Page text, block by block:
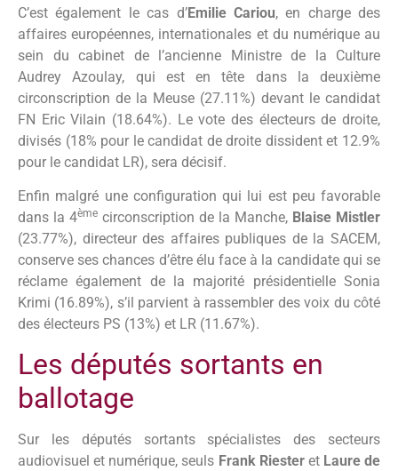
C’est également le cas d’Emilie Cariou, en charge des
affaires européennes, internationales et du numérique au
sein du cabinet de l’ancienne Ministre de la Culture
Audrey Azoulay, qui est en tête dans la deuxième
circonscription de la Meuse (27.11%) devant le candidat
FN Eric Vilain (18.64%). Le vote des électeurs de droite,
divisés (18% pour le candidat de droite dissident et 12.9%
pour le candidat LR), sera décisif.
Enfin malgré une configuration qui lui est peu favorable
dans la 4ème circonscription de la Manche, Blaise Mistler
(23.77%), directeur des affaires publiques de la SACEM,
conserve ses chances d’être élu face à la candidate qui se
réclame également de la majorité présidentielle Sonia
Krimi (16.89%), s’il parvient à rassembler des voix du côté
des électeurs PS (13%) et LR (11.67%).
Les députés sortants en
ballotage
Sur les députés sortants spécialistes des secteurs
audiovisuel et numérique, seuls Frank Riesteret Laure de